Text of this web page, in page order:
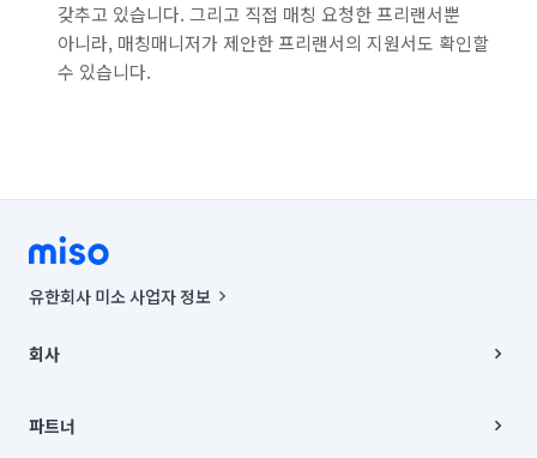
갖추고 있습니다. 그리고 직접 매칭 요청한 프리랜서뿐
아니라, 매칭매니저가 제안한 프리랜서의 지원서도 확인할
수 있습니다.
유한회사 미소 사업자 정보
00019 |
주소 | 본사: 서울특별시 종로구 율곡로 6(중학동, 트윈트리빌딩) B동 5층
컨택센터 : 서울특별시 종로구 수송동 율곡로 24, 7층, 8층 미소
회사
채용
파트너